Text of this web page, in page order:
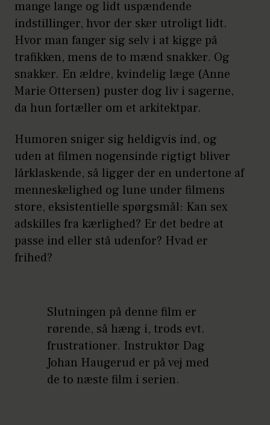
mange lange og lidt uspændende
indstillinger, hvor der sker utroligt lidt.
Hvor man fanger sig selv i at kigge på
trafikken, mens de to mænd snakker. Og
snakker. En ældre, kvindelig læge (Anne
Marie Ottersen) puster dog liv i sagerne,
da hun fortæller om et arkitektpar.
Humoren sniger sig heldigvis ind, og
uden at filmen nogensinde rigtigt bliver
lårklaskende, så ligger der en undertone af
menneskelighed og lune under filmens
store, eksistentielle spørgsmål: Kan sex
adskilles fra kærlighed? Er det bedre at
passe ind eller stå udenfor? Hvad er
frihed?
Slutningen på denne film er
rørende, så hæng i, trods evt.
frustrationer. Instruktør Dag
Johan Haugerud er på vej med
de to næste film i serien.